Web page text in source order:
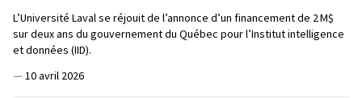
L’Université Laval se réjouit de l’annonce d’un financement de 2 M$
sur deux ans du gouvernement du Québec pour l’Institut intelligence
et données (IID).
— 10 avril 2026